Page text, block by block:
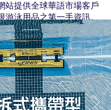
站提供全球華語市場客戶
游泳用品之第一手資訊。